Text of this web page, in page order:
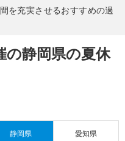
を充実させるおすすめの過
の静岡県の夏休
静岡県 愛知県